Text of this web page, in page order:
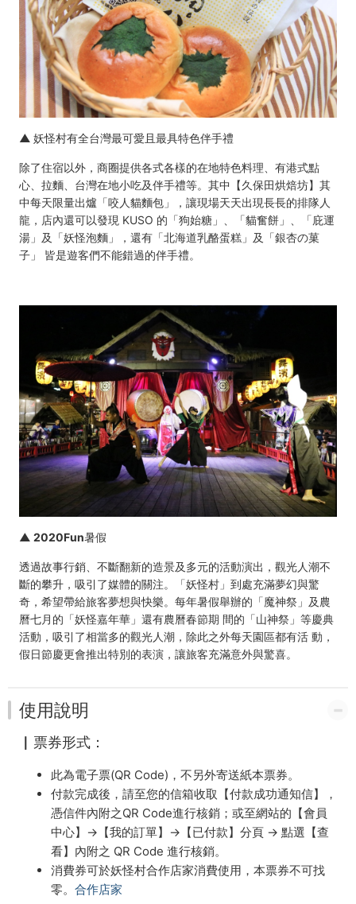
▲ 妖怪村有全台灣最可愛且最具特色伴手禮
除了住宿以外，商圈提供各式各樣的在地特色料理、有港式點
心、拉麵、台灣在地小吃及伴手禮等。其中【久保田烘焙坊】其
中每天限量出爐「咬人貓麵包」，讓現場天天出現長長的排隊人
龍，店內還可以發現 KUSO 的「狗始糖」、「貓奮餅」、「庇運
湯」及「妖怪泡麵」，還有「北海道乳酪蛋糕」及「銀杏の菓
子」 皆是遊客們不能錯過的伴手禮。
▲ 2020Fun暑假
透過故事行銷、不斷翻新的造景及多元的活動演出，觀光人潮不
斷的攀升，吸引了媒體的關注。「妖怪村」到處充滿夢幻與驚
奇，希望帶給旅客夢想與快樂。每年暑假舉辦的「魔神祭」及農
曆七月的「妖怪嘉年華」還有農曆春節期 間的「山神祭」等慶典
活動，吸引了相當多的觀光人潮，除此之外每天園區都有活 動，
假日節慶更會推出特別的表演，讓旅客充滿意外與驚喜。
使用說明
▏票券形式：
此為電子票(QR Code)，不另外寄送紙本票券。
付款完成後，請至您的信箱收取【付款成功通知信】，
憑信件內附之QR Code進行核銷；或至網站的【會員
中心】→【我的訂單】→【已付款】分頁 → 點選【查
看】內附之 QR Code 進行核銷。
消費券可於妖怪村合作店家消費使用，本票券不可找
零。 合作店家